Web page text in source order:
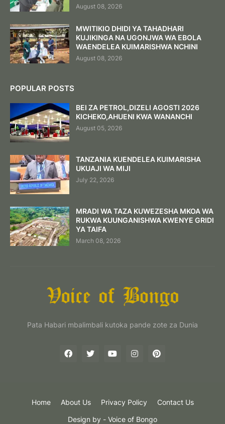
August 08, 2026
MWITIKIO DHIDI YA TAHADHARI
KUJIKINGA NA UGONJWA WA EBOLA
WAENDELEA KUIMARISHWA NCHINI
August 08, 2026
POPULAR POSTS
BEI ZA PETROL,DIZELI AGOSTI 2026
KICHEKO,AHUENI KWA WANANCHI
August 05, 2026
TANZANIA KUENDELEA KUIMARISHA
UKUAJI WA MIJI
July 22, 2026
MRADI WA TAZA KUWEZESHA MKOA WA
RUKWA KUUNGANISHWA KWENYE GRIDI
YA TAIFA
March 08, 2026
Pata Habari mbalimbali kutoka pande zote za Dunia
Design by - Voice of Bongo
Home About Us Privacy Policy Contact Us